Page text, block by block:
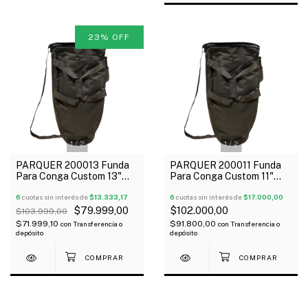
1/2
23 % OFF
PARQUER 200013 Funda
Para Conga Custom 13"
6 cuotas sin interés de$13.333,17
$103.999,00 $79.999,00
$71.999,10 con Transferencia o
depósito
1/2
PARQUER 200011 Funda
Para Conga Custom 11"
6 cuotas sin interés de$17.000,00
$102.000,00
$91.800,00 con Transferencia o
depósito